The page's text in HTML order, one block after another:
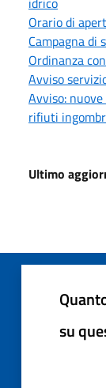
Orario di
Campagna di
Ordinanza
Avviso
Avviso:
rifiuti
Ultimo
su